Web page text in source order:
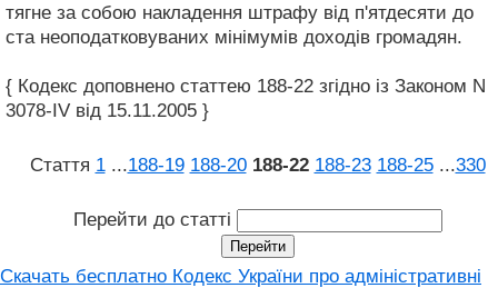
тягне за собою накладення штрафу від п'ятдесяти до
ста неоподатковуваних мінімумів доходів громадян.
{ Кодекс доповнено статтею 188-22 згідно із Законом N
3078-IV від 15.11.2005 }
Стаття 1 ...188‑19 188‑20 188‑22 188‑23 188‑25 ...330
Перейти до статті
Скачать бесплатно Кодекс України про адміністративні